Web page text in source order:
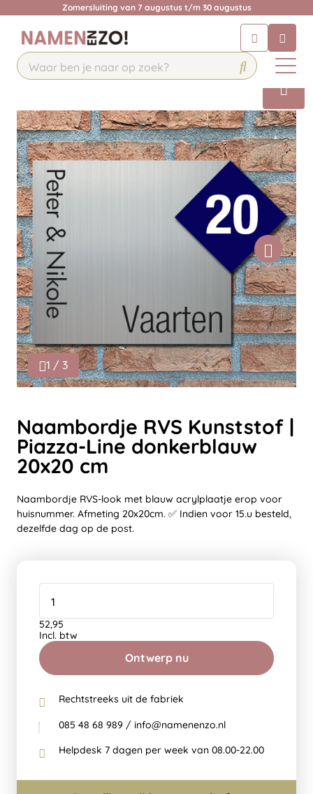
Zomersluiting van 7 augustus t/m 30 augustus
Chat 24/7 met onze chatbot voor
hulp
Contact
1 / 3
Naambordje RVS Kunststof |
Piazza-Line donkerblauw
20x20 cm
Naambordje RVS-look met blauw acrylplaatje erop voor
huisnummer. Afmeting 20x20cm. ✅ Indien voor 15.u besteld,
dezelfde dag op de post.
Ontwerp nu
52,95
Incl. btw
Rechtstreeks uit de fabriek
085 48 68 989 / info@namenenzo.nl
Helpdesk 7 dagen per week van 08.00-22.00